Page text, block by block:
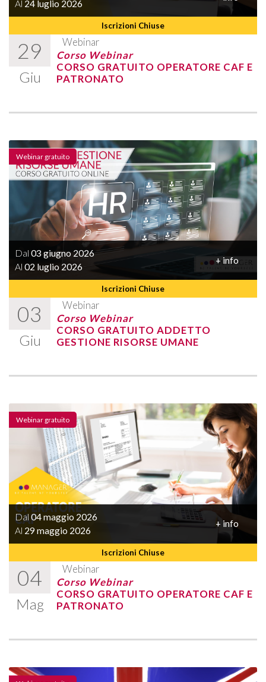
Iscrizioni Chiuse
Al 24 luglio 2026
29
Giu
Webinar
Corso Webinar
CORSO GRATUITO OPERATORE CAF E
PATRONATO
Iscrizioni Chiuse
Dal 03 giugno 2026
Al 02 luglio 2026
+ info
03
Giu
Webinar
Webinar gratuito
Corso Webinar
CORSO GRATUITO ADDETTO
GESTIONE RISORSE UMANE
Iscrizioni Chiuse
Dal04 maggio 2026
Al 29 maggio 2026
+ info
04
Mag
Webinar
Webinar gratuito
Corso Webinar
CORSO GRATUITO OPERATORE CAF E
PATRONATO